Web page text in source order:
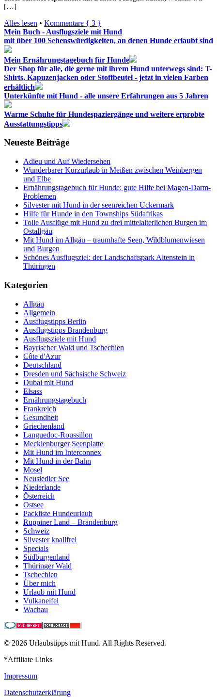
[…]
Alles lesen • Kommentare { 3 }
Mein Buch - Ausflugsziele mit Hund
mit über 100 Sehenswürdigkeiten, an denen Hunde erlaubt sind
Mein Ernährungstagebuch für Hunde
Der Shop für alle, die gerne mit ihrem Hund unterwegs sind: T-
Shirts, Kapuzenjacken oder Stoffbeutel - jetzt in vielen Farben
erhältlich
Unterkünfte mit Hund - alle unsere Erfahrungen aus 5 Jahren
Warme Schuhe für Hundespaziergänge und weitere erprobte
Ausstattungstipps
Neueste Beiträge
Adieu und Auf Wiedersehen
Wunderbarer Kurzurlaub in Meißen zwischen Weinbergen
und Elbe
Ernährungstagebuch für Hunde: gute Hilfe bei Magen-Darm-
Problemen
Silvester mit Hund in der seenreichen Uckermark
Hilfe für Hunde in den Townships Südafrikas
Tolle Ausflüge mit Hund zu drei mittelalterlichen Burgen im
Ostallgäu
Mit Hund im Allgäu – traumhafte Seen, Wildblumenwiesen
und Burgen
Schönes Ausflugsziel: der Landschaftspark Altenstein in
Thüringen
Kategorien
Allgäu
Allgemein
Ausflugstipps Berlin
Ausflugstipps Brandenburg
Ausflugsziele mit Hund
Bayrischer Wald und Tschechien
Côte d'Azur
Deutschland
Dresden und Sächsische Schweiz
Dubai mit Hund
Elsass
Ernährungstagebuch
Frankreich
Gesundheit
Griechenland
Languedoc-Roussillon
Mecklenburger Seenplatte
Mit Hund im Interconnex
Mit Hund in der Bahn
Mosel
Neusiedler See
Niederlande
Österreich
Ostsee
Packliste Hundeurlaub
Ruppiner Land – Brandenburg
Schweiz
Silvester knallfrei
Specials
Südburgenland
Thüringer Wald
Tschechien
Über mich
Urlaub mit Hund
Vulkaneifel
Wachau
© 2026 Urlaubstipps mit Hund. All Rights Reserved.
*Affiliate Links
Impressum
Datenschutzerklärung